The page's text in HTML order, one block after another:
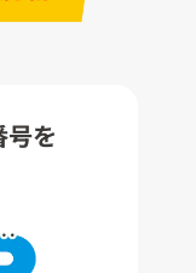
を